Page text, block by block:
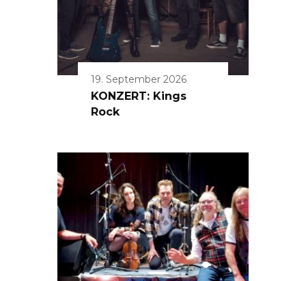
19. September 2026
KONZERT: Kings
Rock